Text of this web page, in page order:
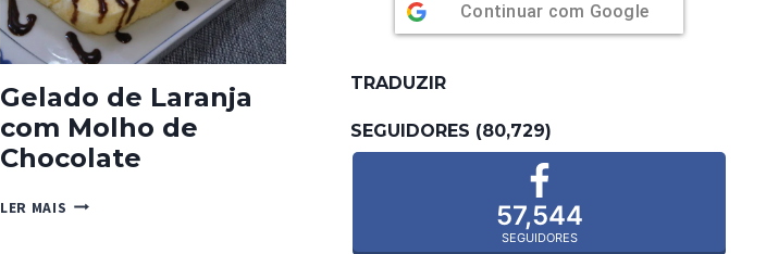
Gelado de Laranja
com Molho de
Chocolate
LER MAIS GELADO
Continuar com Google
TRADUZIR
SEGUIDORES (80,729)
57,544
SEGUIDORES